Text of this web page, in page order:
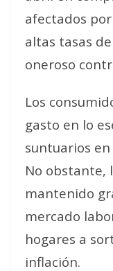
afectados
altas tasas
oneroso
Los
gasto en lo
suntuarios
No obstante,
mantenido
mercado
hogares a
inflación.